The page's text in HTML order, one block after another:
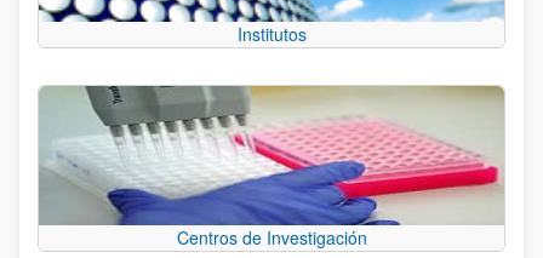
Institutos
Centros de Investigación